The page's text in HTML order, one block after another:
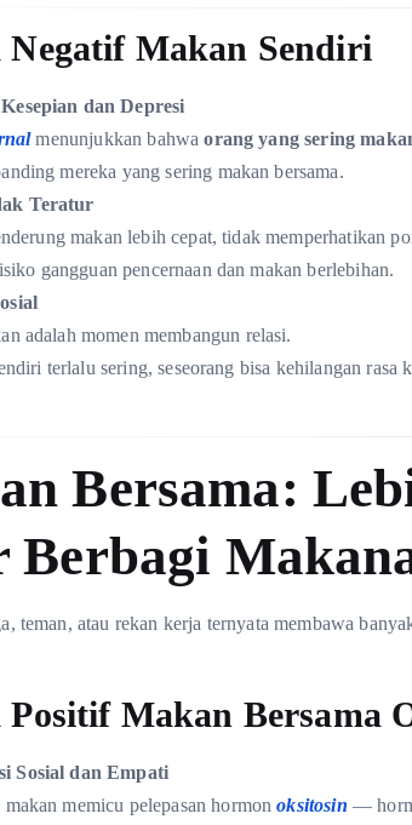
Negatif Makan Sendiri
dan Depresi
menunjukkan bahwaorang yang sering
mereka yang sering makan bersama.
Teratur
makan lebih cepat, tidak memperhatikan
gangguan pencernaan dan makan berlebihan.
adalah momen membangun relasi.
terlalu sering, seseorang bisa kehilangan rasa
Bersama:
Berbagi
teman, atau rekan kerja ternyata membawa
Positif Makan Bersama
Sosial dan Empati
memicu pelepasan hormonoksitosin —